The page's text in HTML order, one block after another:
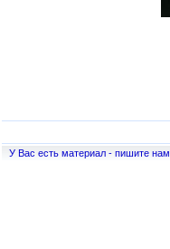
У Вас есть материал - пишите нам